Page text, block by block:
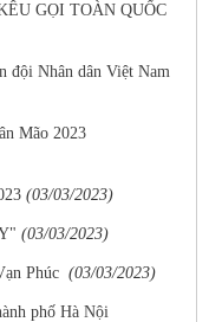
GỌI TOÀN QUỐC
đội Nhân dân Việt Nam
Mão 2023
(03/03/2023)
(03/03/2023)
Phúc (03/03/2023)
phố Hà Nội